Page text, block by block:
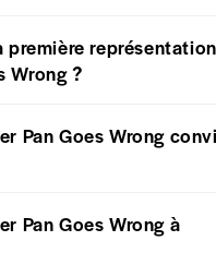
première
Wrong ?
Pan Goes Wrong
Pan Goes Wrong à